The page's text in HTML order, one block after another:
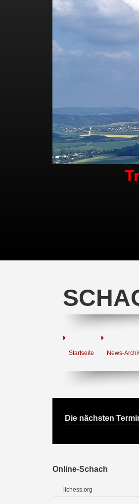
Startseite News-
Die nächsten
Online-Schach
lichess.org